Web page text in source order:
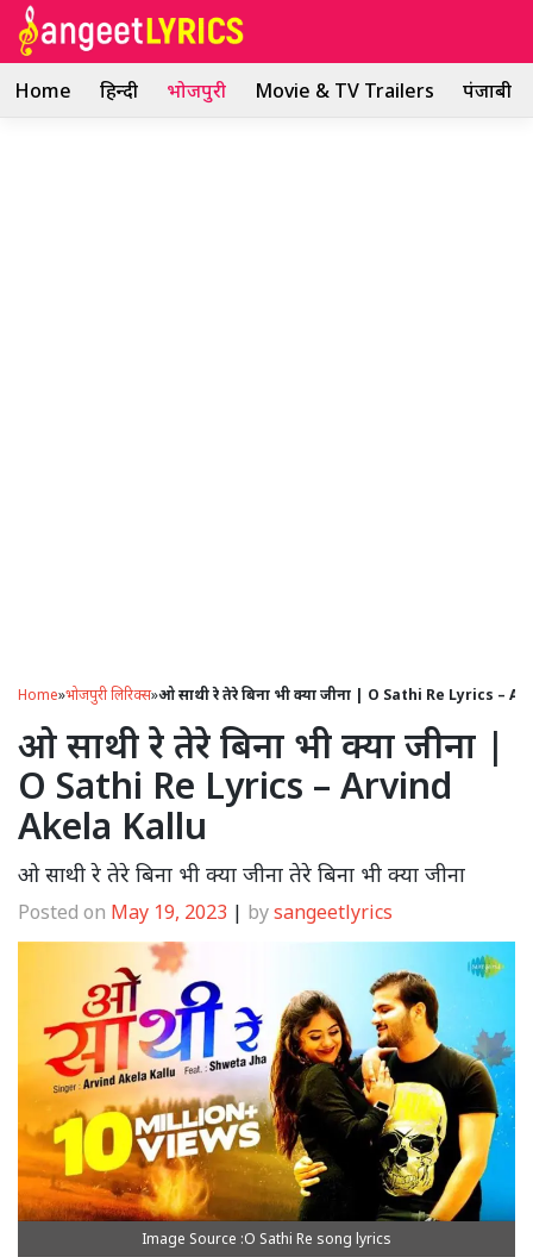
Skip
Home हिन्दी भोजपुरी Movie & TV Trailers पंजाबी
Home»भोजपुरी लिरिक्स»ओ साथी रे तेरे बिना भी क्या जीना | O Sathi Re Lyrics –
ओ साथी रे तेरे बिना भी क्या जीना |
O Sathi Re Lyrics – Arvind
Akela Kallu
ओ साथी रे तेरे बिना भी क्या जीना तेरे बिना भी क्या जीना
Posted on May 19, 2023 | bysangeetlyrics
Image Source :O Sathi Re song lyrics